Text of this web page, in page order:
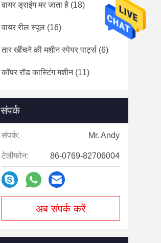
वायर ड्राइंग मर जाता है (18)
वायर रील स्पूल (16)
तार खींचने की मशीन स्पेयर पार्ट्स (6)
कॉपर रॉड कास्टिंग मशीन(11)
संपर्क
संपर्क: Mr. Andy
टेलीफोन: 86-0769-82706004
अब संपर्क करें